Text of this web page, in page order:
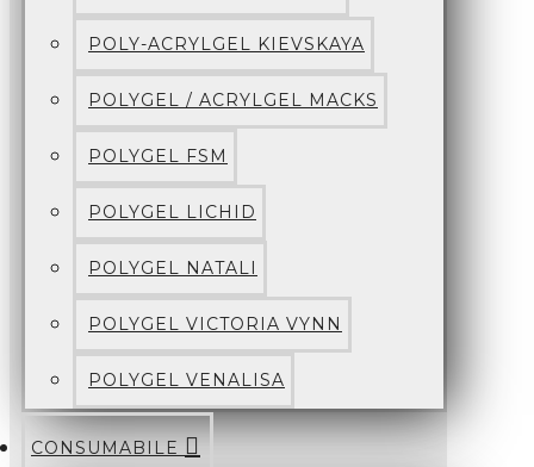
POLY-ACRYLGEL KIEVSKAYA
POLYGEL / ACRYLGEL MACKS
POLYGEL FSM
POLYGEL LICHID
POLYGEL NATALI
POLYGEL VICTORIA VYNN
POLYGEL VENALISA
CONSUMABILE